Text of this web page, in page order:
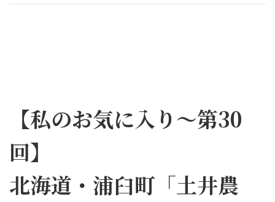
【私のお気に入り～第30
回】
北海道・浦臼町「土井農